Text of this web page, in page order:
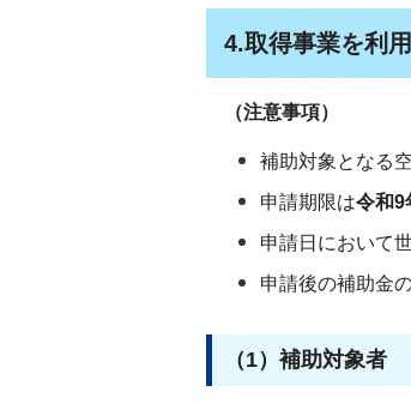
4.取得事業を利
（注意事項）
補助対象となる
申請期限は令和9
申請日において
申請後の補助金
（1）補助対象者